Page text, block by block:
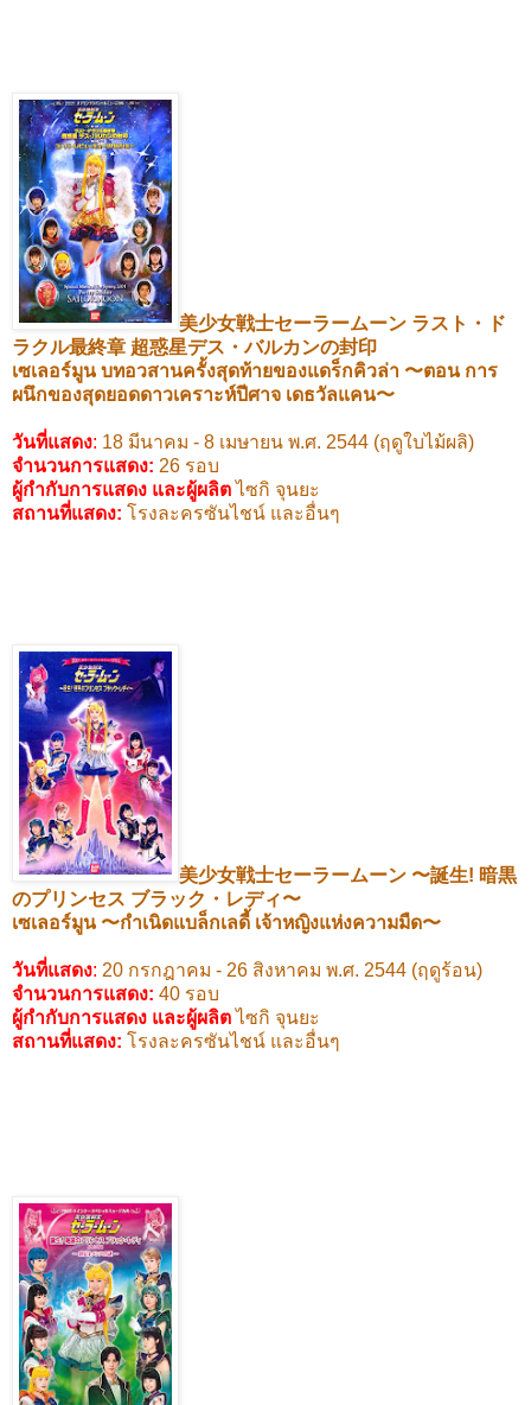
美少女戦士セーラームーン ラスト・ド
ラクル最終章 超惑星デス・バルカンの封印
เซเลอร์มูน บทอวสานครั้งสุดท้ายของแดร็กคิวล่า 〜ตอน การ
ผนึกของสุดยอดดาวเคราะห์ปีศาจ เดธวัลแคน〜
วันที่แสดง: 18 มีนาคม - 8 เมษายน พ.ศ. 2544 (ฤดูใบไม้ผลิ)
จำนวนการแสดง: 26 รอบ
ผู้กำกับการแสดง และผู้ผลิต ไซกิ จุนยะ
สถานที่แสดง: โรงละครซันไชน์ และอื่นๆ
美少女戦士セーラームーン 〜誕生! 暗黒
のプリンセス ブラック・レディ〜
เซเลอร์มูน 〜กำเนิดแบล็กเลดี้ เจ้าหญิงแห่งความมืด〜
วันที่แสดง: 20 กรกฎาคม - 26 สิงหาคม พ.ศ. 2544 (ฤดูร้อน)
จำนวนการแสดง: 40 รอบ
ผู้กำกับการแสดง และผู้ผลิต ไซกิ จุนยะ
สถานที่แสดง: โรงละครซันไชน์ และอื่นๆ